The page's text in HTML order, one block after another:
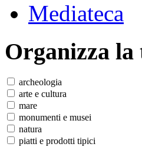
Mediateca
Organizza la
archeologia
arte e cultura
mare
monumenti e musei
natura
piatti e prodotti tipici